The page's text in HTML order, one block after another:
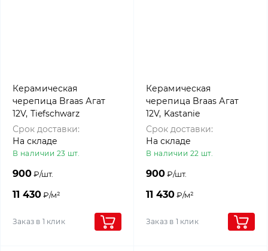
Керамическая
черепица Braas Агат
12V, Tiefschwarz
Срок доставки:
На складе
В наличии 23 шт.
900₽/шт.
11 430₽/м²
Заказ в 1 клик
Керамическая
черепица Braas Агат
12V, Kastanie
Срок доставки:
На складе
В наличии 22 шт.
900₽/шт.
11 430₽/м²
Заказ в 1 клик